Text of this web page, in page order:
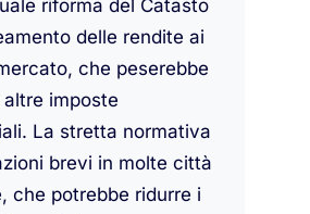
riforma del Catasto
delle rendite ai
che peserebbe
altre imposte
La stretta normativa
brevi in molte città
che potrebbe ridurre i